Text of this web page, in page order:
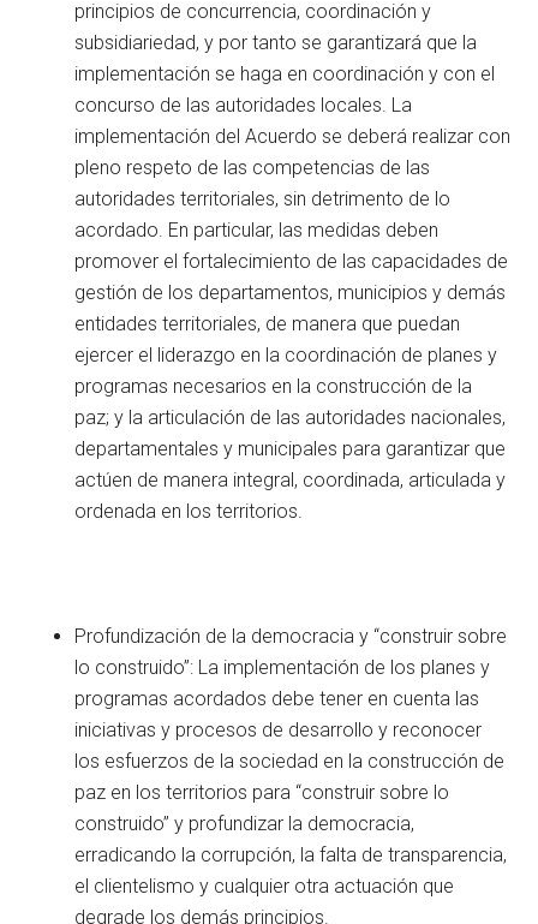
principios de concurrencia, coordinación y
subsidiariedad, y por tanto se garantizará que la
implementación se haga en coordinación y con el
concurso de las autoridades locales. La
implementación del Acuerdo se deberá realizar con
pleno respeto de las competencias de las
autoridades territoriales, sin detrimento de lo
acordado. En particular, las medidas deben
promover el fortalecimiento de las capacidades de
gestión de los departamentos, municipios y demás
entidades territoriales, de manera que puedan
ejercer el liderazgo en la coordinación de planes y
programas necesarios en la construcción de la
paz; y la articulación de las autoridades nacionales,
departamentales y municipales para garantizar que
actúen de manera integral, coordinada, articulada y
ordenada en los territorios.
Profundización de la democracia y “construir sobre
lo construido”: La implementación de los planes y
programas acordados debe tener en cuenta las
iniciativas y procesos de desarrollo y reconocer
los esfuerzos de la sociedad en la construcción de
paz en los territorios para “construir sobre lo
construido” y profundizar la democracia,
erradicando la corrupción, la falta de transparencia,
el clientelismo y cualquier otra actuación que
degrade los demás principios.